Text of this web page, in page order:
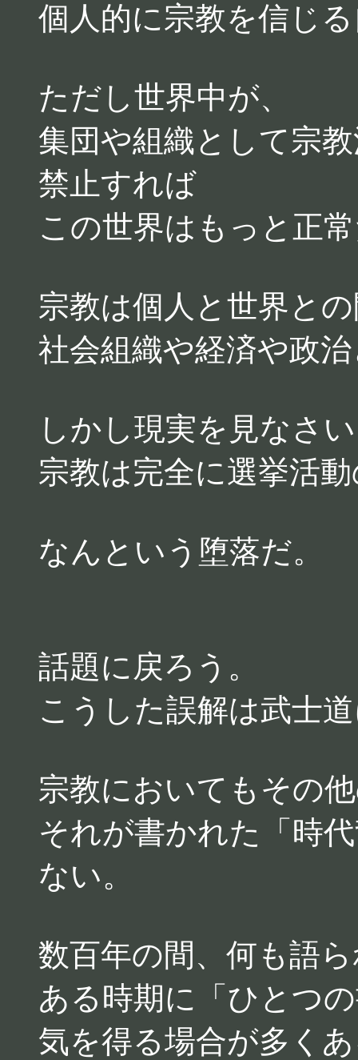
個人的に宗教を信じ
ただし世界中が、
集団や組織として宗
禁止すれば
この世界はもっと正
宗教は個人と世界と
社会組織や経済や政
しかし現実を見なさ
宗教は完全に選挙活
なんという堕落だ。
話題に戻ろう。
こうした誤解は武士
宗教においてもその
それが書かれた「時
ない。
数百年の間、何も語
ある時期に「ひとつ
気を得る場合が多く